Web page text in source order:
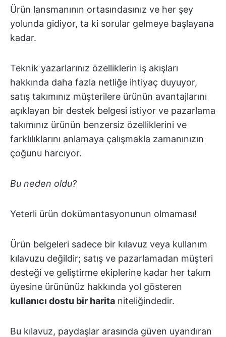
Ürün lansmanının ortasındasınız ve her şey
yolunda gidiyor, ta ki sorular gelmeye başlayana
kadar.
Teknik yazarlarınız özelliklerin iş akışları
hakkında daha fazla netliğe ihtiyaç duyuyor,
satış takımınız müşterilere ürünün avantajlarını
açıklayan bir destek belgesi istiyor ve pazarlama
takımınız ürünün benzersiz özelliklerini ve
farklılıklarını anlamaya çalışmakla zamanınızın
çoğunu harcıyor.
Bu neden oldu?
Yeterli ürün dokümantasyonunun olmaması!
Ürün belgeleri sadece bir kılavuz veya kullanım
kılavuzu değildir; satış ve pazarlamadan müşteri
desteği ve geliştirme ekiplerine kadar her takım
üyesine ürününüz hakkında yol gösteren
kullanıcı dostu bir harita niteliğindedir.
Bu kılavuz, paydaşlar arasında güven uyandıran